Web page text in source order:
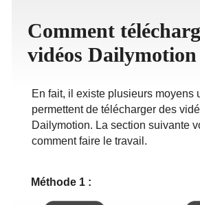
Comment
vidéos Dailymotion
En fait, il existe plusieurs moyens
permettent de télécharger des
Dailymotion. La section suivante
comment faire le travail.
Méthode 1 :